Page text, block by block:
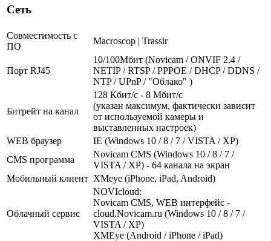
Сеть
Совместимость с
ПО
Macroscop | Trassir
Порт RJ45
10/100Мбит (Novicam / ONVIF 2.4 /
NETIP / RTSP / PPPOE / DHCP / DDNS /
NTP / UPnP / "Облако" )
Битрейт на канал
128 Кбит/с - 8 Мбит/с
(указан максимум, фактически зависит
от используемой камеры и
выставленных настроек)
WEB браузер
IE (Windows 10 / 8 / 7 / VISTA / XP)
CMS программа
Novicam CMS (Windows 10 / 8 / 7 /
VISTA / XP) - 64 канала на экран
Мобильный клиент XMeye (iPhone, iPad, Android)
Облачный сервис
NOVIcloud:
Novicam CMS, WEB интерфейс -
cloud.Novicam.ru (Windows 10 / 8 / 7 /
VISTA / XP)
XMEye (Android / iPhone / iPad)